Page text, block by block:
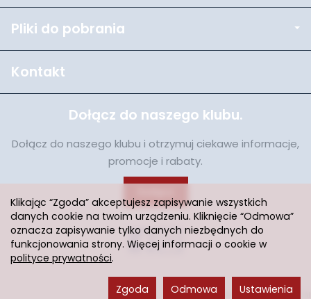
Pliki do pobrania
Kontakt
Dołącz do naszego klubu.
Dołącz do naszego klubu i otrzymuj ciekawe informacje,
promocje i rabaty.
Sklep internetowy SOTESHOP AI
Klikając “Zgoda” akceptujesz zapisywanie wszystkich
danych cookie na twoim urządzeniu. Kliknięcie “Odmowa”
oznacza zapisywanie tylko danych niezbędnych do
funkcjonowania strony. Więcej informacji o cookie w
polityce prywatności.
Ustawienia
Odmowa
Zgoda